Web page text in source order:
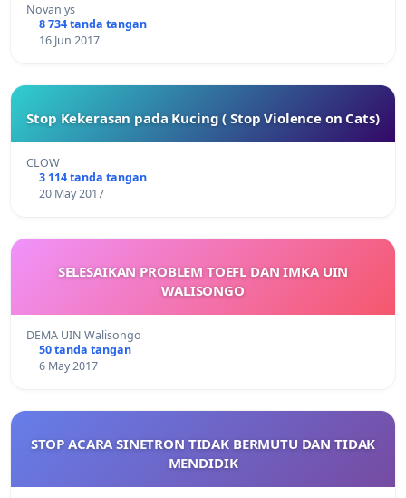
Novan ys
8 734 tanda tangan
16 Jun 2017
Stop Kekerasan pada Kucing ( Stop Violence on Cats)
CLOW
3 114 tanda tangan
20 May 2017
SELESAIKAN PROBLEM TOEFL DAN IMKA UIN
WALISONGO
DEMA UIN Walisongo
50 tanda tangan
6 May 2017
STOP ACARA SINETRON TIDAK BERMUTU DAN TIDAK
MENDIDIK